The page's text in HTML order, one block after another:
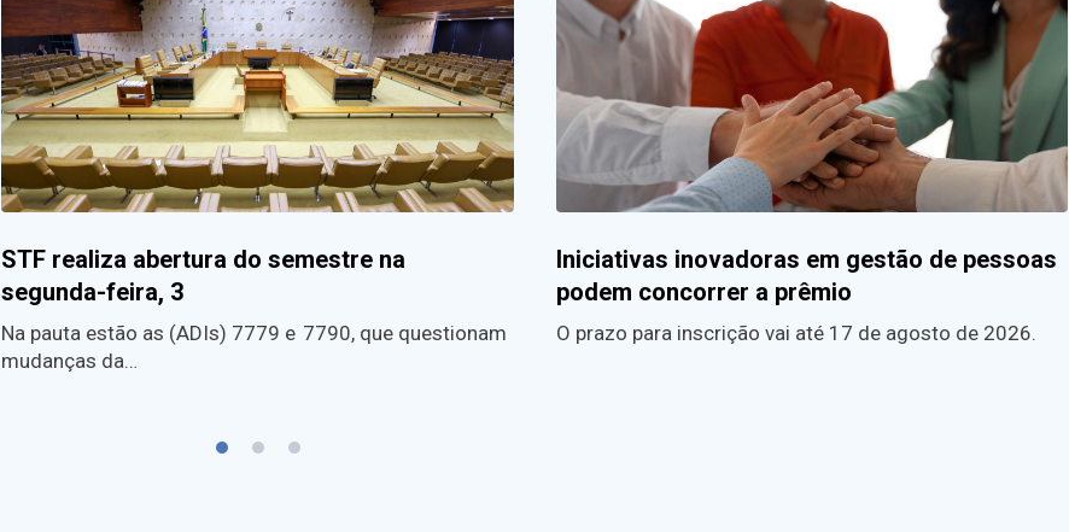
STF realiza abertura do semestre na
segunda-feira, 3
Na pauta estão as (ADIs) 7779 e 7790, que questionam
mudanças da…
Iniciativas inovadoras em gestão de pessoas
podem concorrer a prêmio
O prazo para inscrição vai até 17 de agosto de 2026.